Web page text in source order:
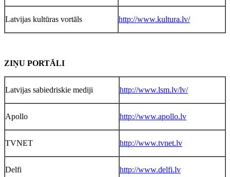
Latvijas kultūras vortāls http://www.kultura.lv/
ZIŅU PORTĀLI
Latvijas sabiedriskie mediji http://www.lsm.lv/lv/
Apollo http://www.apollo.lv
TVNET http://www.tvnet.lv
Delfi http://www.delfi.lv